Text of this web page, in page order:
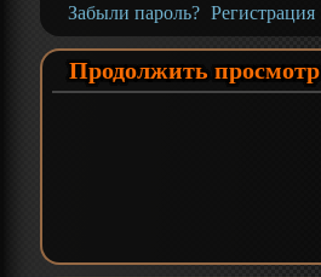
Забыли пароль? Регистрация
Продолжить просмотр